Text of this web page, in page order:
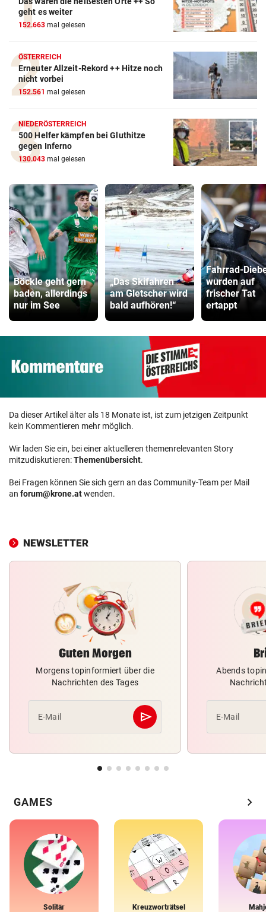
geht es weiter
152.663 mal gelesen
ÖSTERREICH
Erneuter Allzeit-Rekord ++ Hitze noch
nicht vorbei
152.561 mal gelesen
NIEDERÖSTERREICH
500 Helfer kämpfen bei Gluthitze
gegen Inferno
130.043 mal gelesen
Böckle geht gern
baden, allerdings
nur im See
„Das Skifahren
am Gletscher wird
bald aufhören!“
Fahrrad-
wurden auf
frischer Tat
ertappt
Da dieser Artikel älter als 18 Monate ist, ist zum jetzigen Zeitpunkt
kein Kommentieren mehr möglich.
Wir laden Sie ein, bei einer aktuelleren themenrelevanten Story
mitzudiskutieren:Themenübersicht.
Bei Fragen können Sie sich gern an das Community-Team per Mail
an forum@krone.atwenden.
NEWSLETTER
Guten Morgen
Morgens topinformiert über die
Nachrichten des Tages
E-Mail send
Abschicken
Abends
E-Mail
GAMES chevron_right
Solitär Kreuzworträtsel